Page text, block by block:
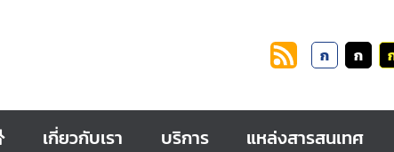
ก ก
เกี่ยวกับเรา บริการ แหล่งสารสนเทศ